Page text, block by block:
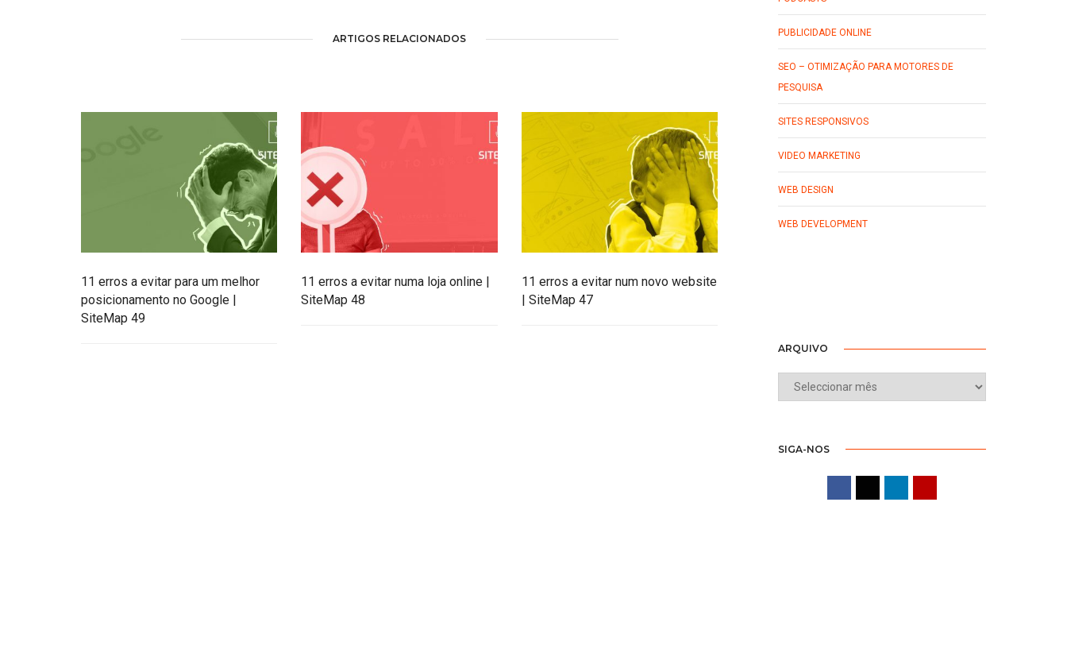
ARTIGOS RELACIONADOS
11 erros a evitar para um melhor
posicionamento no Google |
SiteMap 49
11 erros a evitar numa loja online |
SiteMap 48
11 erros a evitar num novo website
| SiteMap 47
PUBLICIDADE ONLINE
SEO – OTIMIZAÇÃO PARA MOTORES DE
PESQUISA
SITES RESPONSIVOS
VIDEO MARKETING
WEB DESIGN
WEB DEVELOPMENT
ARQUIVO
ARQUIVO
SIGA-NOS